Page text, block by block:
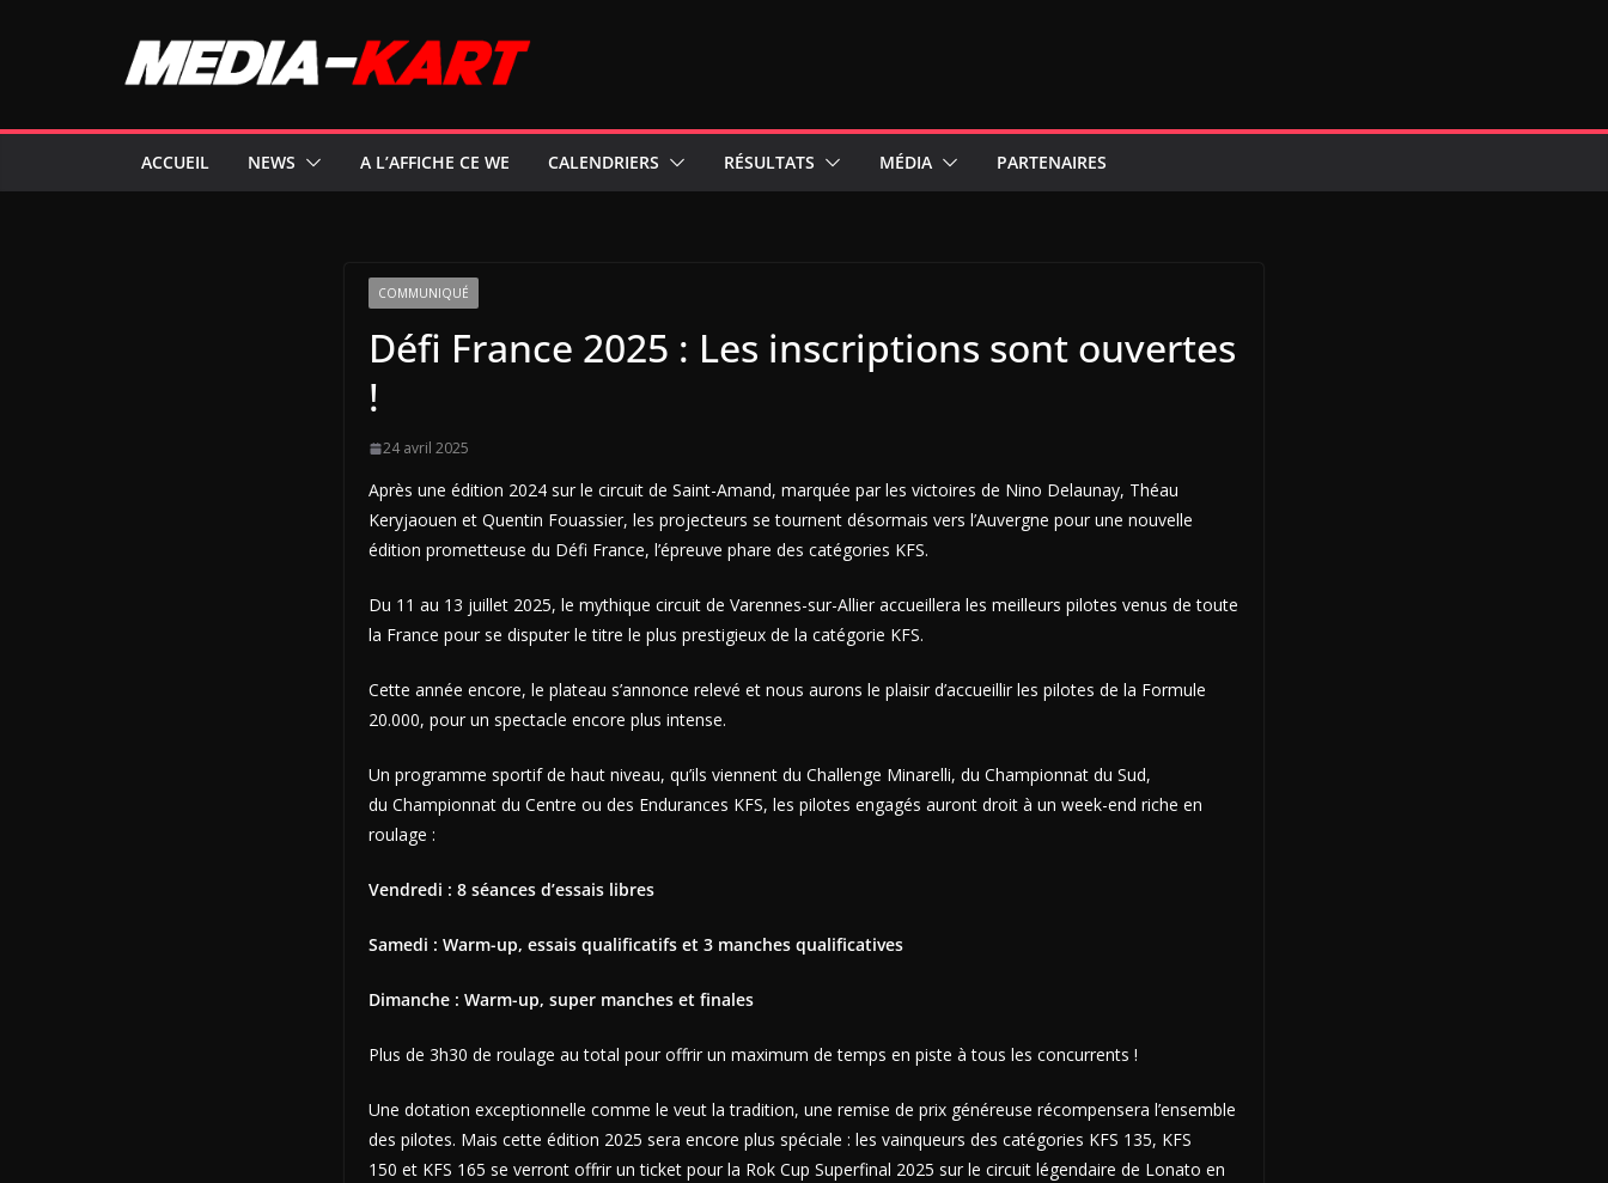
ACCUEIL NEWS A L’AFFICHE CE WE CALENDRIERS RÉSULTATS MÉDIA PARTENAIRES
COMMUNIQUÉ
Défi France 2025 : Les inscriptions sont ouvertes
!
24 avril 2025
Après une édition 2024 sur le circuit de Saint-Amand, marquée par les victoires de Nino Delaunay, Théau
Keryjaouen et Quentin Fouassier, les projecteurs se tournent désormais vers l’Auvergne pour une nouvelle
édition prometteuse du Défi France, l’épreuve phare des catégories KFS.
Du 11 au 13 juillet 2025, le mythique circuit de Varennes-sur-Allier accueillera les meilleurs pilotes venus de toute
la France pour se disputer le titre le plus prestigieux de la catégorie KFS.
Cette année encore, le plateau s’annonce relevé et nous aurons le plaisir d’accueillir les pilotes de la Formule
20.000, pour un spectacle encore plus intense.
Un programme sportif de haut niveau, qu’ils viennent du Challenge Minarelli, du Championnat du Sud,
du Championnat du Centre ou des Endurances KFS, les pilotes engagés auront droit à un week-end riche en
roulage :
Vendredi : 8 séances d’essais libres
Samedi : Warm-up, essais qualificatifs et 3 manches qualificatives
Dimanche : Warm-up, super manches et finales
Plus de 3h30 de roulage au total pour offrir un maximum de temps en piste à tous les concurrents !
Une dotation exceptionnelle comme le veut la tradition, une remise de prix généreuse récompensera l’ensemble
des pilotes. Mais cette édition 2025 sera encore plus spéciale : les vainqueurs des catégories KFS 135, KFS
150 et KFS 165 se verront offrir un ticket pour la Rok Cup Superfinal 2025 sur le circuit légendaire de Lonato en